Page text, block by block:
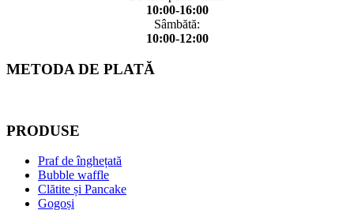
10:00-16:00
Sâmbătă:
10:00-12:00
METODA DE PLATĂ
PRODUSE
Praf de înghețată
Bubble waffle
Clătite și Pancake
Gogoși